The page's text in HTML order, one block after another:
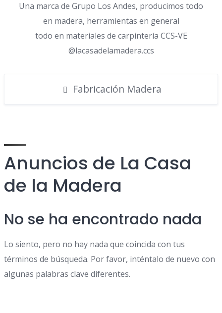
Una marca de Grupo Los Andes, producimos todo
en madera, herramientas en general
todo en materiales de carpintería CCS-VE
@lacasadelamadera.ccs
Fabricación Madera
Anuncios de La Casa
de la Madera
No se ha encontrado nada
Lo siento, pero no hay nada que coincida con tus
términos de búsqueda. Por favor, inténtalo de nuevo con
algunas palabras clave diferentes.